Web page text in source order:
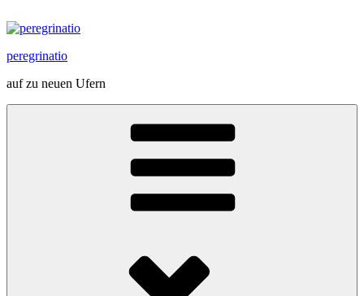
Inhalt
peregrinatio
auf zu neuen Ufern